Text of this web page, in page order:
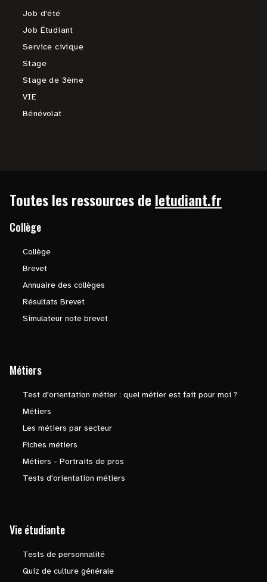
Job d'été
Job Étudiant
Service civique
Stage
Stage de 3ème
VIE
Bénévolat
Toutes les ressources de letudiant.fr
Collège
Collège
Brevet
Annuaire des collèges
Résultats Brevet
Simulateur note brevet
Métiers
Test d'orientation métier : quel métier est fait pour moi ?
Métiers
Les métiers par secteur
Fiches métiers
Métiers - Portraits de pros
Tests d'orientation métiers
Vie étudiante
Tests de personnalité
Quiz de culture générale